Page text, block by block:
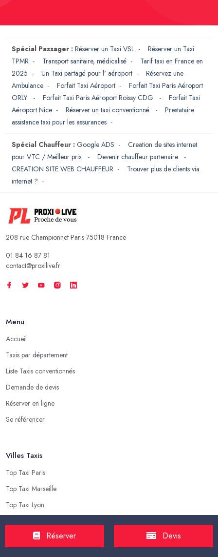
Spécial Passager : Réserver un Taxi VSL - Réserver un Taxi
TPMR - Transport sanitaire, médicalisé - Tarif taxi en France en
2025 - Un Taxi partagé pour l' aéroport - Réservez une
Ambulance - Forfait Taxi Aéroport - Forfait Taxi Paris Aéroport
ORLY
- Forfait Taxi Paris Aéroport Roissy CDG - Forfait Taxi
Aéroport Nice - Réserver un taxi conventionné - Prestataire
assistance taxi pour les assurances -
Spécial Chauffeur : Google ADS - Creation de sites internet
pour VTC / Meilleur prix
- Devenir chauffeur partenaire
-
CREATION SITE WEB CHAUFFEUR - Trouver plus de clients via
internet ? -
208 rue Championnet Paris 75018 France
01 84 16 87 81
contact@proxilive.fr
Menu
Accueil
Taxis par département
Liste Taxis conventionnés
Demande de devis
Réserver en ligne
Se référencer
Villes Taxis
Top Taxi Paris
Top Taxi Marseille
Top Taxi Lyon
Top Taxi Nice
Réserver Devis